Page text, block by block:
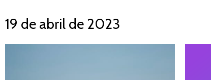
19 de abril de 2023